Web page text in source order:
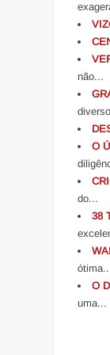
não...
O
do...
38
O
uma...